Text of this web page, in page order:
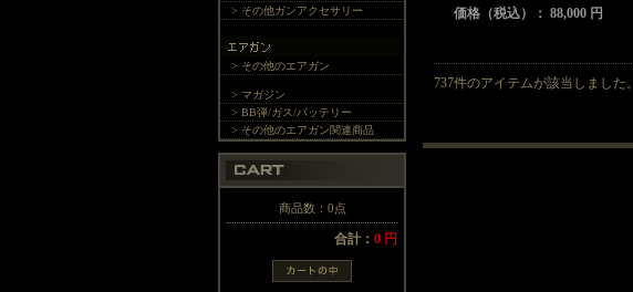
> その他ガンアクセサリー
> その他のエアガン
> マガジン
> BB弾/ガス/バッテリー
> その他のエアガン関連商品
商品数：0点
合計： 0 円
価格（税込）： 88,000 円
737件のアイテムが該当しました。